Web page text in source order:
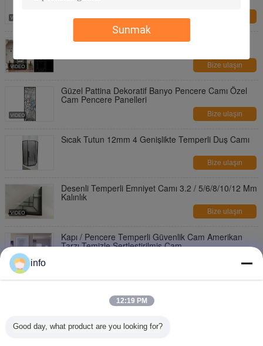
Sunmak
Görsel Doku Dekoratif Banyo Pencere Camı, Özel
Bize ulaşın
Güzel Pattina Dekoratif Banyo Pencere Camı Özel
Cam Pencere Panelleri
Bize ulaşın
Sıcak Tutun 12mm 4 Genişlikte Temperli Duş Camı
Bize ulaşın
Desenli Temperli Emniyet Camı 3.2 / 5/6/8/10/12 Mm
Kalınlık
Bize ulaşın
Kapı / Pencere Temperli Güvenlik Cam Amerikan
Tarzı Temizle Sertleştirilmiş Cam
Degrees Termal Şok
S001 Sanatsal Temperli Emniyet Camı 2-12 Mm
info
12:19 PM
Good day, what product are you looking for?